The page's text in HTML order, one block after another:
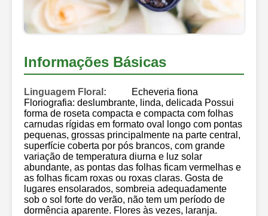
Informações Básicas
Linguagem Floral:
Echeveria fiona
Floriografia: deslumbrante, linda, delicada Possui
forma de roseta compacta e compacta com folhas
carnudas rígidas em formato oval longo com pontas
pequenas, grossas principalmente na parte central,
superfície coberta por pós brancos, com grande
variação de temperatura diurna e luz solar
abundante, as pontas das folhas ficam vermelhas e
as folhas ficam roxas ou roxas claras. Gosta de
lugares ensolarados, sombreia adequadamente
sob o sol forte do verão, não tem um período de
dormência aparente. Flores às vezes, laranja.